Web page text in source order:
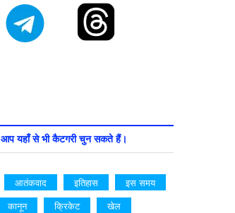
आप यहाँ से भी कैटगरी चुन सकते हैं।
आतंकवाद इतिहास
इस समय
कानून क्रिकेट
खेल